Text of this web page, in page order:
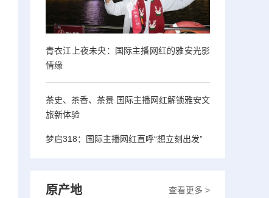
青衣江上夜未央：国际主播网红的雅安光影
情缘
茶史、茶香、茶景 国际主播网红解锁雅安文
旅新体验
梦启318：国际主播网红直呼“想立刻出发”
查看更多 >
原产地